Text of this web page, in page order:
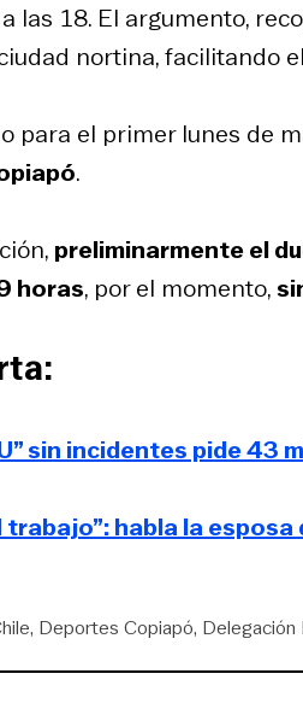
las 18. El argumento,
nortina, facilitando
para el primer lunes de
.
preliminarmente el
horas, por el momento,
sin incidentes pide 43
habla la
Deportes Copiapó Delegación